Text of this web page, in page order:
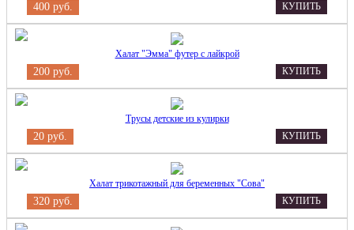
400 руб. КУПИТЬ
Халат "Эмма" футер с лайкрой
200 руб. КУПИТЬ
Трусы детские из кулирки
20 руб. КУПИТЬ
Халат трикотажный для беременных "Сова"
320 руб. КУПИТЬ